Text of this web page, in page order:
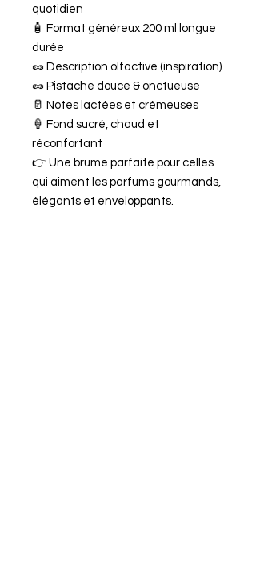
quotidien
🧴 Format généreux 200 ml longue
durée
🥜 Description olfactive (inspiration)
🥜 Pistache douce & onctueuse
🥛 Notes lactées et crémeuses
🍦 Fond sucré, chaud et
réconfortant
👉 Une brume parfaite pour celles
qui aiment les parfums gourmands,
élégants et enveloppants.